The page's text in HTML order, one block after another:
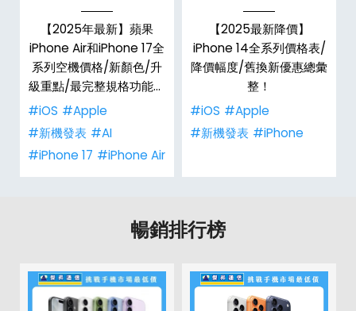
【2025年最新】蘋果
iPhone Air和iPhone 17全
系列空機價格/新顏色/升
級重點/最完整規格功能懶
人包！
#iOS #Apple
#新機發表 #AI
#iPhone 17 #iPhone Air
【2025最新降價】
iPhone 14全系列價格表/
降價幅度/舊換新優惠總彙
整！
#iOS #Apple
#新機發表 #iPhone
暢銷排行榜